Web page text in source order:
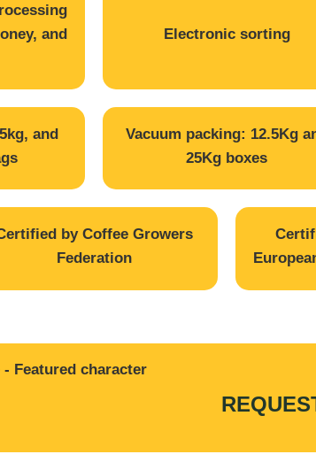
and
Electronic sorting
and
Vacuum packing: 12.5Kg
25Kg boxes
by Coffee Growers
Federation